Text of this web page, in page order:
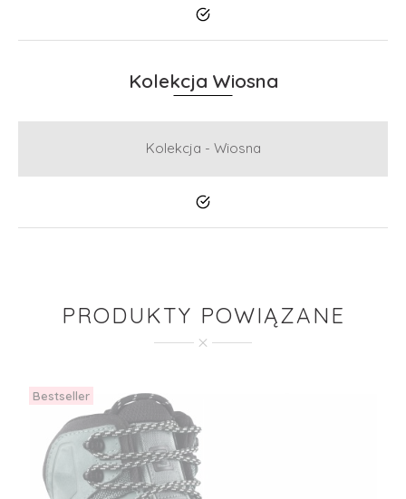
Tak
Kolekcja Wiosna
Kolekcja - Wiosna
Tak
PRODUKTY POWIĄZANE
Bestseller